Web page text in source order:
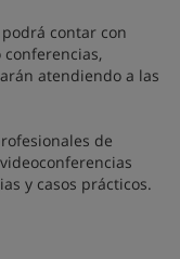
contar con
atendiendo a las
de
y casos prácticos.